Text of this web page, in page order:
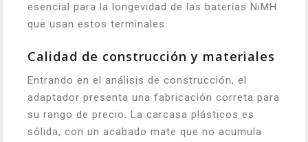
esencial para la longevidad de las baterías NiMH
que usan estos terminales.
Calidad de construcción y materiales
Entrando en el análisis de construcción, el
adaptador presenta una fabricación correta para
su rango de precio. La carcasa plásticos es
sólida, con un acabado mate que no acumula